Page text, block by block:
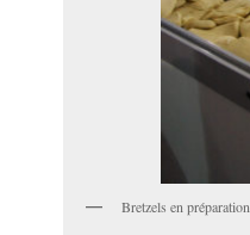
Bretzels en préparation